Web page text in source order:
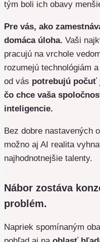
tým boli ich obavy
Pre vás, ako
domáca úloha. Vaši
pracujú na vrchole
rozumejú technológiám
od vás potrebujú počuť
čo chce vaša
inteligencie.
Bez dobre nastavených
možno aj AI realita
najhodnotnejšie talenty.
Nábor zostáva
problém.
Napriek spomínaným